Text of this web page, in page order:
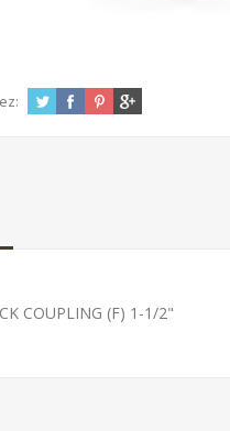
COUPLING (F) 1-1/2"